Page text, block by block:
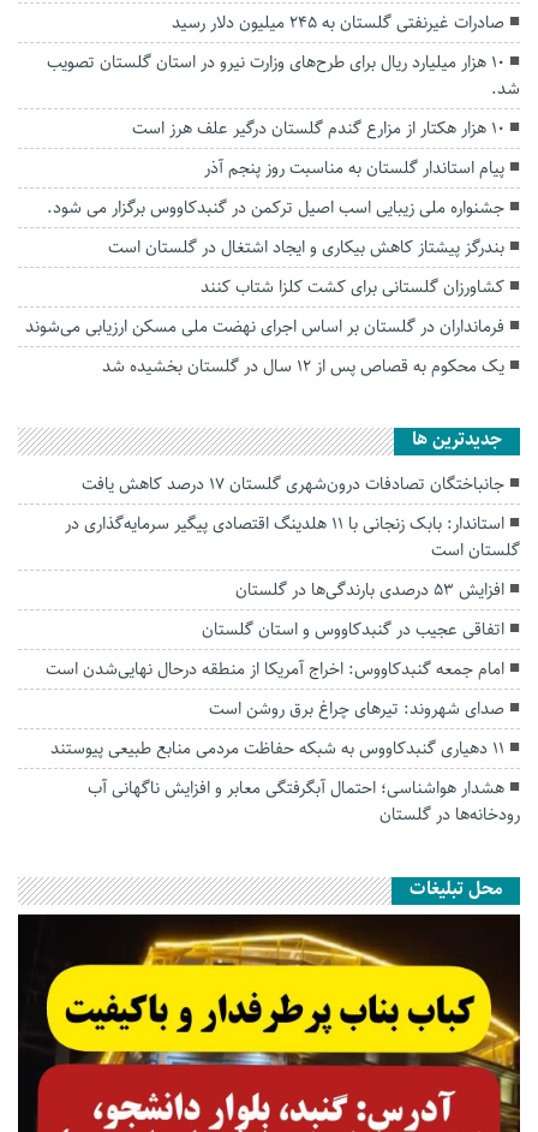
صادرات غیرنفتی گلستان به ۲۴۵ میلیون دلار رسید
۱۰ هزار میلیارد ریال برای طرح‌های وزارت نیرو در استان گلستان تصویب
شد.
۱۰ هزار هکتار از مزارع گندم‌ گلستان درگیر علف هرز است
پیام استاندار گلستان به مناسبت روز پنجم آذر
جشنواره ملی زیبایی اسب اصیل ترکمن در گنبدکاووس برگزار می شود.
بندرگز پیشتاز کاهش بیکاری و ایجاد اشتغال در گلستان است
کشاورزان گلستانی برای کشت کلزا شتاب کنند
فرمانداران در گلستان بر اساس اجرای نهضت ملی مسکن ارزیابی می‌شوند
یک محکوم به قصاص پس از ۱۲ سال در گلستان بخشیده شد
جديدترين ها
جانباختگان تصادفات درون‌شهری گلستان ۱۷ درصد کاهش یافت
استاندار: بابک زنجانی با ۱۱ هلدینگ اقتصادی پیگیر سرمایه‌گذاری در
گلستان است
افزایش ۵۳ درصدی بارندگی‌ها در گلستان
اتفاقی عجیب در‌ گنبدکاووس و استان گلستان
امام جمعه گنبدکاووس: اخراج آمریکا از منطقه درحال نهایی‌شدن است
صدای شهروند: تیرهای چراغ برق روشن است
۱۱ دهیاری گنبدکاووس به شبکه حفاظت مردمی منابع طبیعی پیوستند
هشدار هواشناسی؛ احتمال آبگرفتگی معابر و افزایش ناگهانی آب
رودخانه‌ها در گلستان
محل تبلیغات